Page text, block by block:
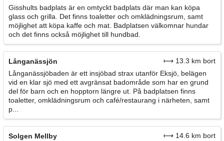
Gisshults badplats är en omtyckt badplats där man kan köpa
glass och grilla. Det finns toaletter och omklädningsrum, samt
möjlighet att köpa kaffe och mat. Badplatsen välkomnar hundar
och det finns också möjlighet till hundbad.
Långanässjön
⟼ 13.3 km bort
Långanässjöbaden är ett insjöbad strax utanför Eksjö, belägen
vid en klar sjö med ett avgränsat badområde som har en grund
del för barn och en hopptorn längre ut. På badplatsen finns
toaletter, omklädningsrum och café/restaurang i närheten, samt
p...
Solgen Mellby
⟼ 14.6 km bort